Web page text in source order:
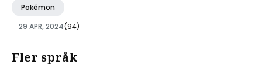
Pokémon
29 APR, 2024(94)
Fler språk